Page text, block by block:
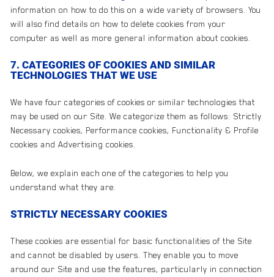
information on how to do this on a wide variety of browsers. You
will also find details on how to delete cookies from your
computer as well as more general information about cookies.
7. CATEGORIES OF COOKIES AND SIMILAR
TECHNOLOGIES THAT WE USE
We have four categories of cookies or similar technologies that
may be used on our Site. We categorize them as follows: Strictly
Necessary cookies, Performance cookies, Functionality & Profile
cookies and Advertising cookies.
Below, we explain each one of the categories to help you
understand what they are.
STRICTLY NECESSARY COOKIES
These cookies are essential for basic functionalities of the Site
and cannot be disabled by users. They enable you to move
around our Site and use the features, particularly in connection